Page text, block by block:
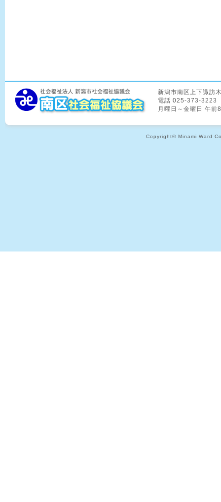
新潟市南区上下諏訪
電話 025-373-3223
月曜日～金曜日 午
Copyright© Minami Ward